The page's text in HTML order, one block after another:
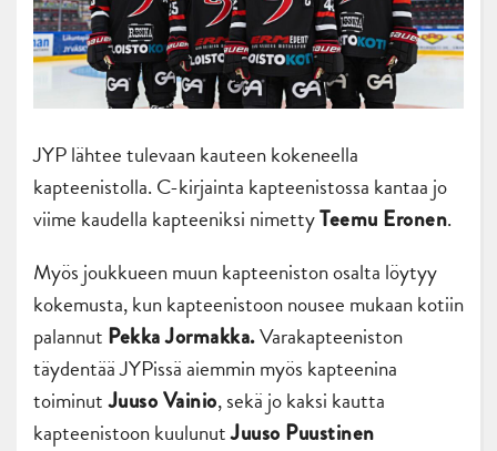
JYP lähtee tulevaan kauteen kokeneella
kapteenistolla. C-kirjainta kapteenistossa kantaa jo
viime kaudella kapteeniksi nimettyTeemu Eronen.
Myös joukkueen muun kapteeniston osalta löytyy
kokemusta, kun kapteenistoon nousee mukaan kotiin
palannut Pekka Jormakka.Varakapteeniston
täydentää JYPissä aiemmin myös kapteenina
toiminutJuuso Vainio, sekä jo kaksi kautta
kapteenistoon kuulunutJuuso Puustinen